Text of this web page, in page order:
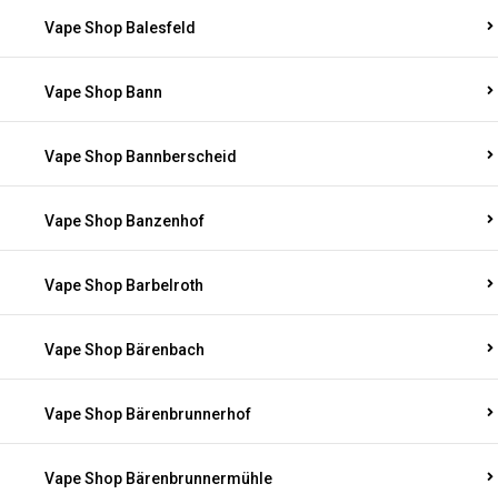
Vape Shop Balesfeld
Vape Shop Bann
Vape Shop Bannberscheid
Vape Shop Banzenhof
Vape Shop Barbelroth
Vape Shop Bärenbach
Vape Shop Bärenbrunnerhof
Vape Shop Bärenbrunnermühle